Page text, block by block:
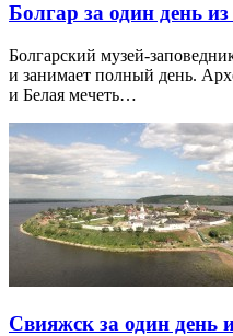
Болгар за один день
Болгарский музей-
и занимает полный день.
и Белая мечеть…
Свияжск за один день